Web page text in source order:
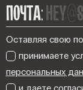
ПОЧТА:
Оставляя свою
принимаете
персональных